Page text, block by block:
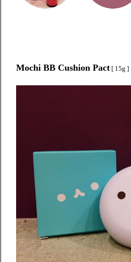
Mochi BB Cushion Pact [ 15g ]